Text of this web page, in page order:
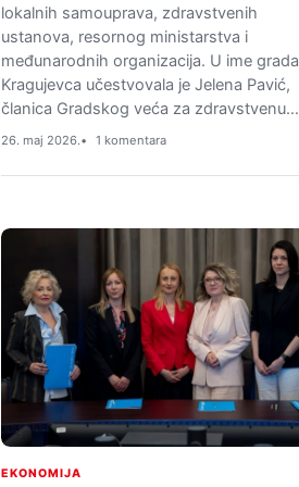
lokalnih samouprava, zdravstvenih
ustanova, resornog ministarstva i
međunarodnih organizacija. U ime grada
Kragujevca učestvovala je Jelena Pavić,
članica Gradskog veća za zdravstvenu…
26. maj 2026. 1 komentara
EKONOMIJA